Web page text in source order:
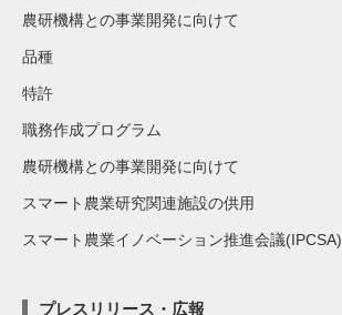
農研機構との事業開発に向けて
品種
特許
職務作成プログラム
農研機構との事業開発に向けて
スマート農業研究関連施設の供用
スマート農業イノベーション推進会議(IPCSA)
プレスリリース・広報